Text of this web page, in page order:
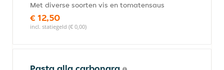
Met diverse soorten vis en tomatensaus
€ 12,50
incl. statiegeld (€ 0,00)